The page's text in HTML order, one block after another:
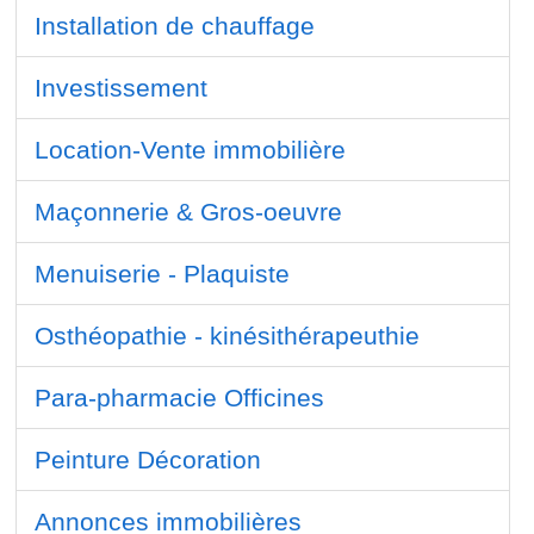
Installation de chauffage
Investissement
Location-Vente immobilière
Maçonnerie & Gros-oeuvre
Menuiserie - Plaquiste
Osthéopathie - kinésithérapeuthie
Para-pharmacie Officines
Peinture Décoration
Annonces immobilières